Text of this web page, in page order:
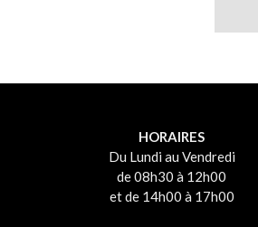
HORAIRES
Du Lundi au Vendredi
de 08h30 à 12h00
et de 14h00 à 17h00